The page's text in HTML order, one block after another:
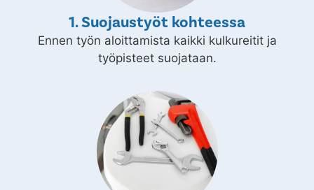
1. Suojaustyöt kohteessa
Ennen työn aloittamista kaikki kulkureitit ja
työpisteet suojataan.